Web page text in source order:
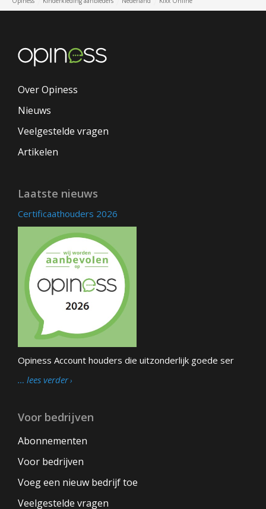
Over Opiness
Nieuws
Veelgestelde vragen
Artikelen
Laatste nieuws
Certificaathouders 2026
Opiness Account houders die uitzonderlijk goede ser
… lees verder
Voor bedrijven
Abonnementen
Voor bedrijven
Voeg een nieuw bedrijf toe
Veelgestelde vragen